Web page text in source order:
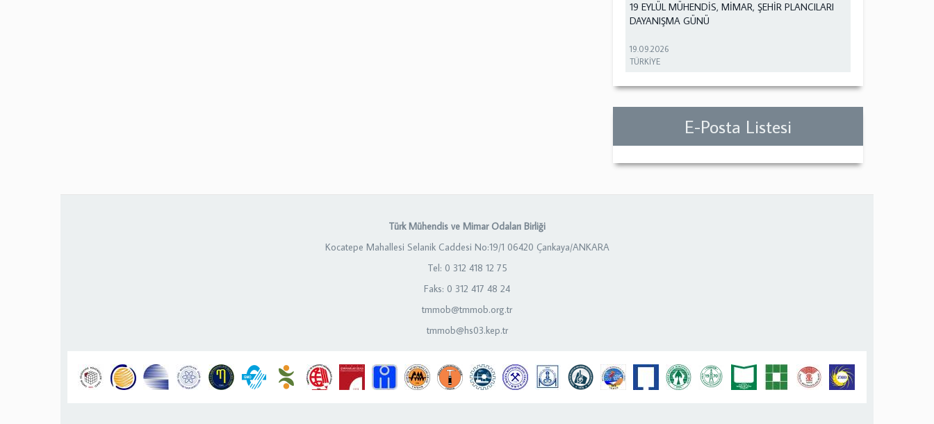
19 EYLÜL MÜHENDİS, MİMAR, ŞEHİR PLANCILARI
DAYANIŞMA GÜNÜ
19.09.2026
TÜRKİYE
E-Posta Listesi
Türk Mühendis ve Mimar Odaları Birliği
Kocatepe Mahallesi Selanik Caddesi No:19/1 06420 Çankaya/ANKARA
Tel: 0 312 418 12 75
Faks: 0 312 417 48 24
tmmob@tmmob.org.tr
tmmob@hs03.kep.tr